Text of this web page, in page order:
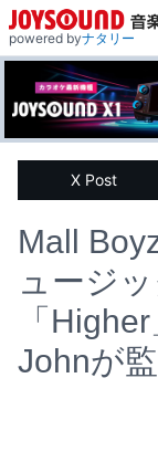
powered byナタリー
X Post
Mall
ュージ
「
Johnが